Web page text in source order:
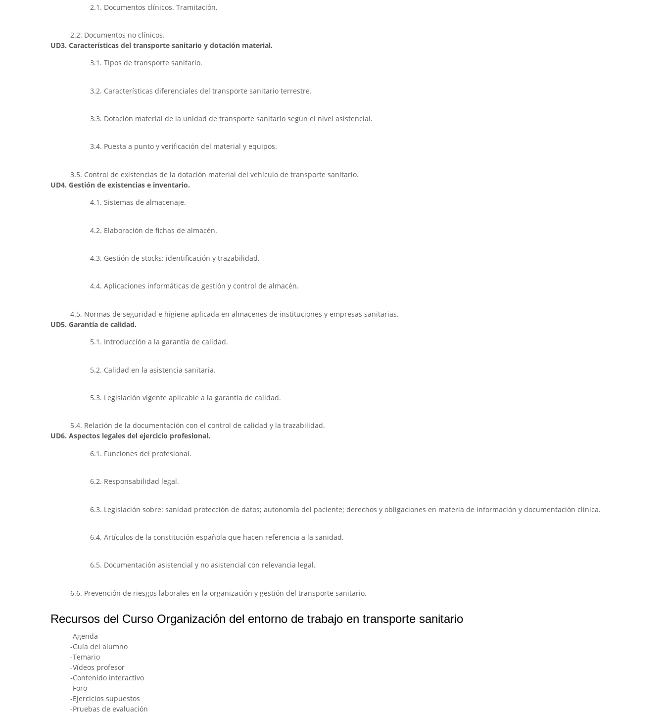
2.1. Documentos clínicos. Tramitación.
2.2. Documentos no clínicos.
UD3. Características del transporte sanitario y dotación material.
3.1. Tipos de transporte sanitario.
3.2. Características diferenciales del transporte sanitario terrestre.
3.3. Dotación material de la unidad de transporte sanitario según el nivel asistencial.
3.4. Puesta a punto y verificación del material y equipos.
3.5. Control de existencias de la dotación material del vehículo de transporte sanitario.
UD4. Gestión de existencias e inventario.
4.1. Sistemas de almacenaje.
4.2. Elaboración de fichas de almacén.
4.3. Gestión de stocks: identificación y trazabilidad.
4.4. Aplicaciones informáticas de gestión y control de almacén.
4.5. Normas de seguridad e higiene aplicada en almacenes de instituciones y empresas sanitarias.
UD5. Garantía de calidad.
5.1. Introducción a la garantía de calidad.
5.2. Calidad en la asistencia sanitaria.
5.3. Legislación vigente aplicable a la garantía de calidad.
5.4. Relación de la documentación con el control de calidad y la trazabilidad.
UD6. Aspectos legales del ejercicio profesional.
6.1. Funciones del profesional.
6.2. Responsabilidad legal.
6.3. Legislación sobre: sanidad protección de datos; autonomía del paciente; derechos y obligaciones en materia de información y documentación clínica.
6.4. Artículos de la constitución española que hacen referencia a la sanidad.
6.5. Documentación asistencial y no asistencial con relevancia legal.
6.6. Prevención de riesgos laborales en la organización y gestión del transporte sanitario.
Recursos del Curso Organización del entorno de trabajo en transporte sanitario
-Agenda
-Guía del alumno
-Temario
-Vídeos profesor
-Contenido interactivo
-Foro
-Ejercicios supuestos
-Pruebas de evaluación